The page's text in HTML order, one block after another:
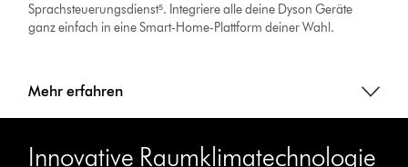
Sprachsteuerungsdienst⁵. Integriere alle deine Dyson Geräte
ganz einfach in eine Smart-Home-Plattform deiner Wahl.
Mehr erfahren
Innovative Raumklimatechnologie